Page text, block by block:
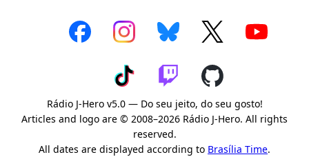
Rádio J-Hero v5.0 — Do seu jeito, do seu gosto!
Articles and logo are © 2008–2026 Rádio J-Hero. All rights
reserved.
All dates are displayed according to Brasília Time.